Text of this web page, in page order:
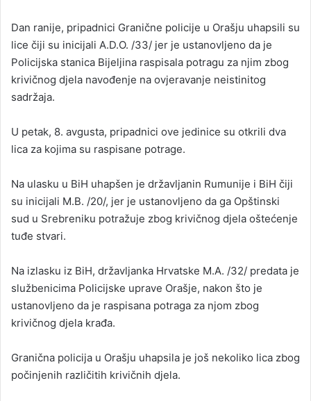
Dan ranije, pripadnici Granične policije u Orašju uhapsili su
lice čiji su inicijali A.D.O. /33/ jer je ustanovljeno da je
Policijska stanica Bijeljina raspisala potragu za njim zbog
krivičnog djela navođenje na ovjeravanje neistinitog
sadržaja.
U petak, 8. avgusta, pripadnici ove jedinice su otkrili dva
lica za kojima su raspisane potrage.
Na ulasku u BiH uhapšen je državljanin Rumunije i BiH čiji
su inicijali M.B. /20/, jer je ustanovljeno da ga Opštinski
sud u Srebreniku potražuje zbog krivičnog djela oštećenje
tuđe stvari.
Na izlasku iz BiH, državljanka Hrvatske M.A. /32/ predata je
službenicima Policijske uprave Orašje, nakon što je
ustanovljeno da je raspisana potraga za njom zbog
krivičnog djela krađa.
Granična policija u Orašju uhapsila je još nekoliko lica zbog
počinjenih različitih krivičnih djela.